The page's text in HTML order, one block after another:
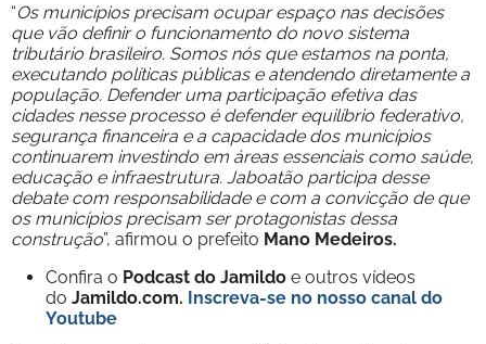
“Os municípios precisam ocupar espaço nas decisões
que vão definir o funcionamento do novo sistema
tributário brasileiro. Somos nós que estamos na ponta,
executando políticas públicas e atendendo diretamente a
população. Defender uma participação efetiva das
cidades nesse processo é defender equilíbrio federativo,
segurança financeira e a capacidade dos municípios
continuarem investindo em áreas essenciais como saúde,
educação e infraestrutura. Jaboatão participa desse
debate com responsabilidade e com a convicção de que
os municípios precisam ser protagonistas dessa
construção”, afirmou o prefeito Mano Medeiros.
Confira o Podcast do Jamildo e outros vídeos
do Jamildo.com. Inscreva-se no nosso canal do
Youtube